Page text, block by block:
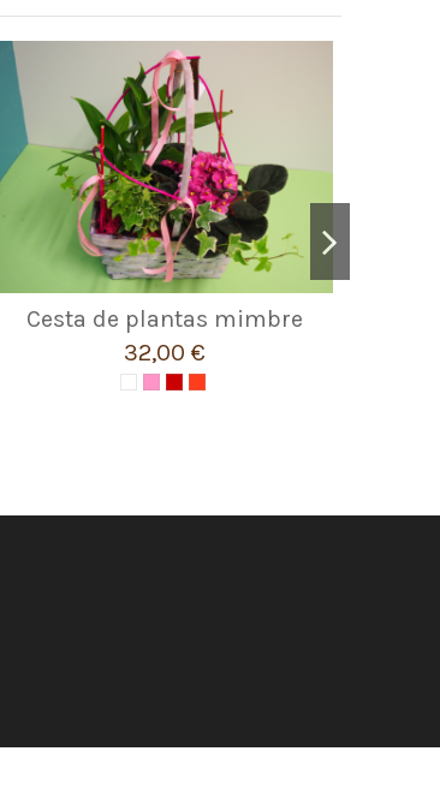
Cesta de plantas mimbre
32,00 €